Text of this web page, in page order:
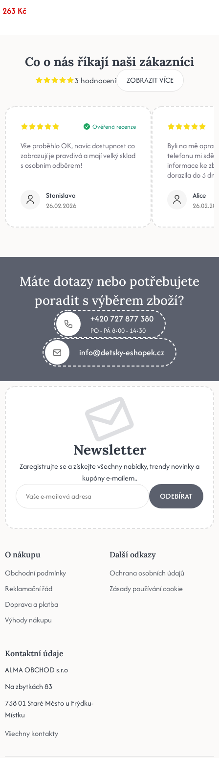
263 Kč
Co o nás říkají naši zákazníci
3 hodnocení ZOBRAZIT VÍCE
Ověřená recenze
Vše proběhlo OK, navíc dostupnost co
zobrazují je pravdivá a mají velký sklad
s osobním odběrem!
Stanislava
26.02.2026
Byli na mě
telefonu mi
informace ke
dorazila do 3
Alice
Máte dotazy nebo potřebujete
poradit s výběrem zboží?
+420 727 877 380
PO - PÁ 8:00 - 14:30
info@detsky-eshopek.cz
Newsletter
Zaregistrujte se a získejte všechny nabídky, trendy novinky a
kupóny e-mailem..
ODEBÍRAT
O nákupu
Obchodní podmínky
Reklamační řád
Doprava a platba
Výhody nákupu
Další odkazy
Ochrana osobních údajů
Zásady používání cookie
Kontaktní údaje
ALMA OBCHOD s.r.o
Na zbytkách 83
738 01 Staré Město u Frýdku-
Místku
Všechny kontakty